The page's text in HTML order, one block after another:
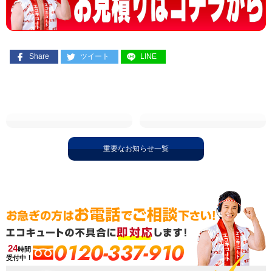
Share ツイート LINE
重要なお知らせ一覧
24時間
受付中！
0120-337-910